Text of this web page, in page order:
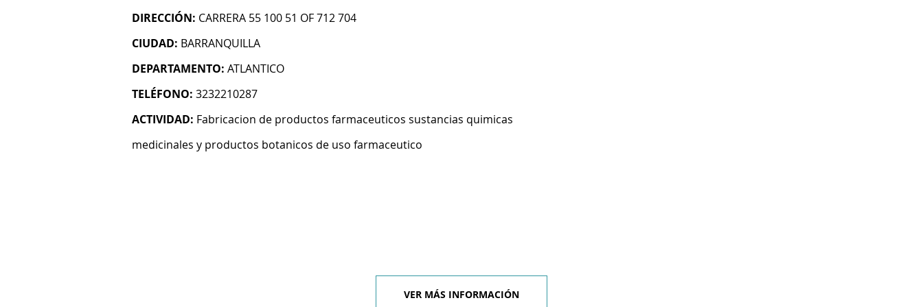
DIRECCIÓN: CARRERA 55 100 51 OF 712 704
CIUDAD: BARRANQUILLA
DEPARTAMENTO: ATLANTICO
TELÉFONO: 3232210287
ACTIVIDAD: Fabricacion de productos farmaceuticos sustancias quimicas
medicinales y productos botanicos de uso farmaceutico
VER MÁS INFORMACIÓN